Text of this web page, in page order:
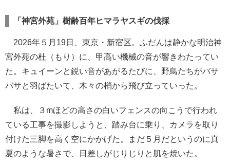
「神宮外苑」樹齢百年ヒマラヤスギの伐採
2026年５月19日、東京・新宿区。ふだんは静かな明治神
宮外苑の杜（もり）に、甲高い機械の音が響きわたってい
た。キュイーンと鋭い音があがるたびに、野鳥たちがバサ
バサと羽ばたいて、木々の梢から飛び立っていった。
私は、３mほどの高さの白いフェンスの向こうで行われ
ている工事を撮影しようと、踏み台に乗り、カメラを取り
付けた三脚を高く空にかかげた。まだ５月だというのに真
夏のような暑さで、日差しがじりじりと肌を焼いた。